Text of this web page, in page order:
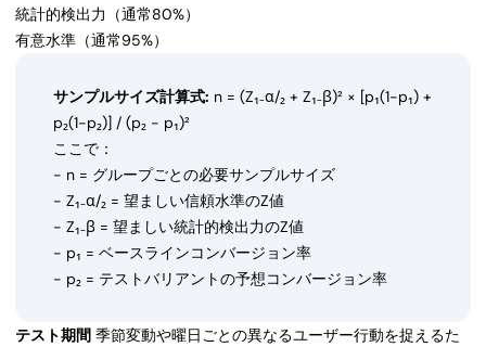
統計的検出力（通常80%）
有意水準（通常95%）
サンプルサイズ計算式: n = (Z₁₋α/₂ + Z₁₋β)² × [p₁(1-p₁) +
p₂(1-p₂)] / (p₂ - p₁)²
ここで：
- n = グループごとの必要サンプルサイズ
- Z₁₋α/₂ = 望ましい信頼水準のZ値
- Z₁₋β = 望ましい統計的検出力のZ値
- p₁ = ベースラインコンバージョン率
- p₂ = テストバリアントの予想コンバージョン率
テスト期間 季節変動や曜日ごとの異なるユーザー行動を捉えるた